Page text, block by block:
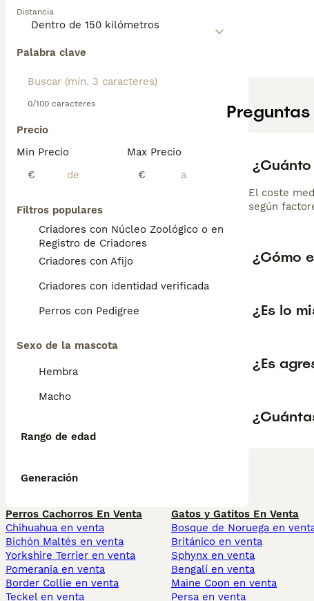
Distancia
Palabra clave
0/100 caracteres
Precio
Min Precio
€
Max Precio
€
Filtros populares
Criadores con Núcleo Zoológico o en el
Registro de Criadores
Criadores con Afijo
Criadores con identidad verificada
Perros con Pedigree
Sexo de la mascota
Hembra
Macho
Rango de edad
Generación
El coste
según
¿Cómo
¿Es lo
¿Es
Perros Cachorros En Venta
Chihuahua en venta
Bichón Maltés en venta
Yorkshire Terrier en venta
Pomerania en venta
Border Collie en venta
Teckel en venta
Gatos y Gatitos En Venta
Bosque de Noruega en
Británico en venta
Sphynx en venta
Bengalí en venta
Maine Coon en venta
Persa en venta